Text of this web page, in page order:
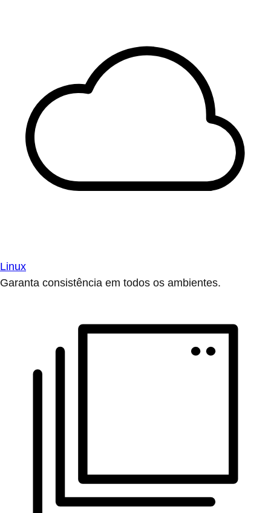
Linux
Garanta consistência em todos os ambientes.